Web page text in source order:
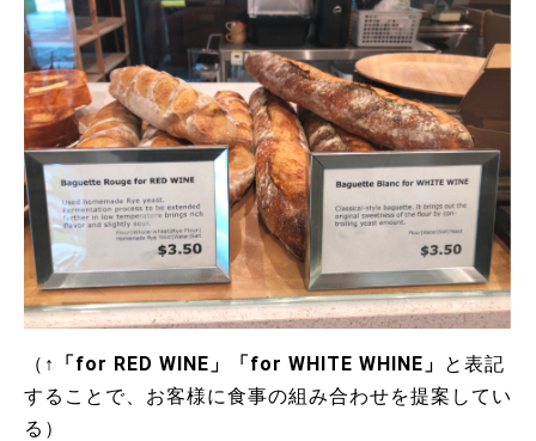
（↑ 「for RED WINE」「for WHITE WHINE」 と表記
することで、お客様に食事の組み合わせを提案してい
る）